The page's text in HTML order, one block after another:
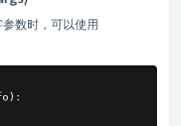
数时，可以使用